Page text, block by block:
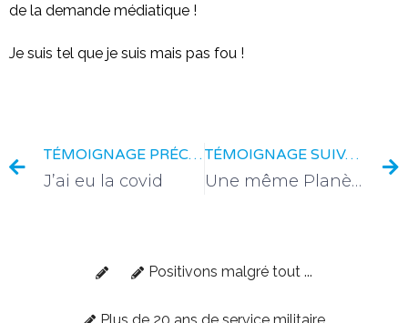
de la demande médiatique !
Je suis tel que je suis mais pas fou !
TÉMOIGNAGE PRÉCÉDENT
J’ai eu la covid
TÉMOIGNAGE SUIVANT
Une même Planète, des mondes différents
Positivons malgré tout ...
Plus de 20 ans de service militaire